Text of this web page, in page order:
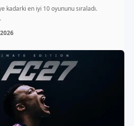
kadarki en iyi 10 oyununu sıraladı.